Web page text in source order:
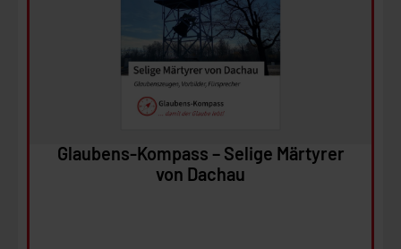
Glaubens-Kompass – Selige Märtyrer
von Dachau
Ansehen
In den Warenkorb